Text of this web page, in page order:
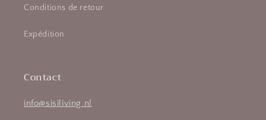
Conditions de retour
Expédition
Contact
info@sisiliving.nl